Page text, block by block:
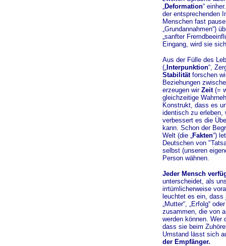
„Deformation“
der entsprechenden
Menschen fast
„Grundannahmen“)
„sanfter
Eingang, wird sie
Aus der Fülle des
(„ Interpunktion“,
Stabilitätforschen
Beziehungen
erzeugen wir Zeit(=
gleichzeitige
Konstrukt, dass es
identisch zu erleben,
verbessert es die
kann. Schon der
Welt (die „Fakten“)
Deutschen von
selbst (unseren
Person wähnen.
Jeder Mensch
unterscheidet, als
irrtümlicherweise
leuchtet es ein, dass
„Mutter“, „Erfolg“
zusammen, die von
werden können. Wer
dass sie beim
Umstand lässt sich
der Empfänger.